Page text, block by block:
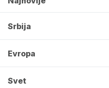
Srbija
Evropa
Svet
nedelje